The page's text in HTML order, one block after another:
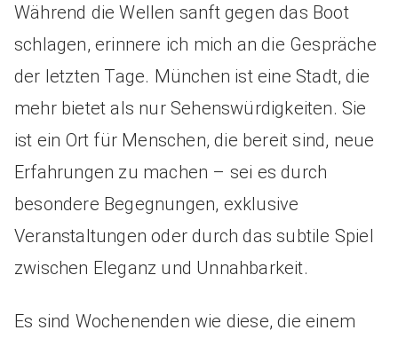
Während die Wellen sanft gegen das Boot
schlagen, erinnere ich mich an die Gespräche
der letzten Tage. München ist eine Stadt, die
mehr bietet als nur Sehenswürdigkeiten. Sie
ist ein Ort für Menschen, die bereit sind, neue
Erfahrungen zu machen – sei es durch
besondere Begegnungen, exklusive
Veranstaltungen oder durch das subtile Spiel
zwischen Eleganz und Unnahbarkeit.
Es sind Wochenenden wie diese, die einem